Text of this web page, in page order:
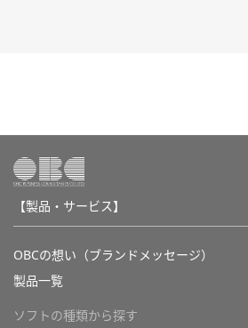
【製品・サービス】
OBCの想い（ブランドメッセージ）
製品一覧
ソフトの種類から探す